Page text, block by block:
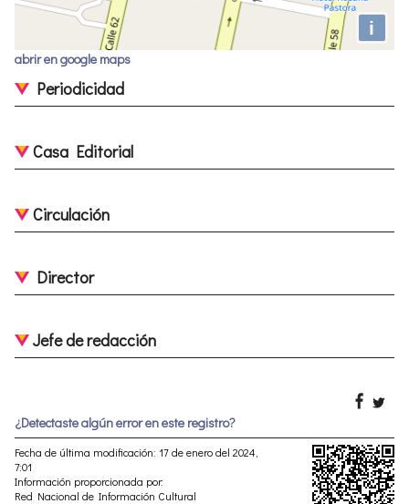
i
abrir en google maps
Periodicidad
Casa Editorial
Circulación
Director
Jefe de redacción
¿Detectaste algún error en este registro?
Fecha de última modificación: 17 de enero del 2024,
7:01
Información proporcionada por:
Red Nacional de Información Cultural